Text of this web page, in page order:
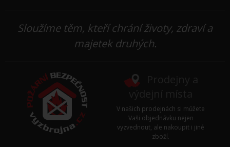
Sloužíme těm, kteří chrání životy, zdraví a
majetek druhých.
V našich prodejnách si můžete
Vaši objednávku nejen
vyzvednout, ale nakoupit i jiné
zboží.